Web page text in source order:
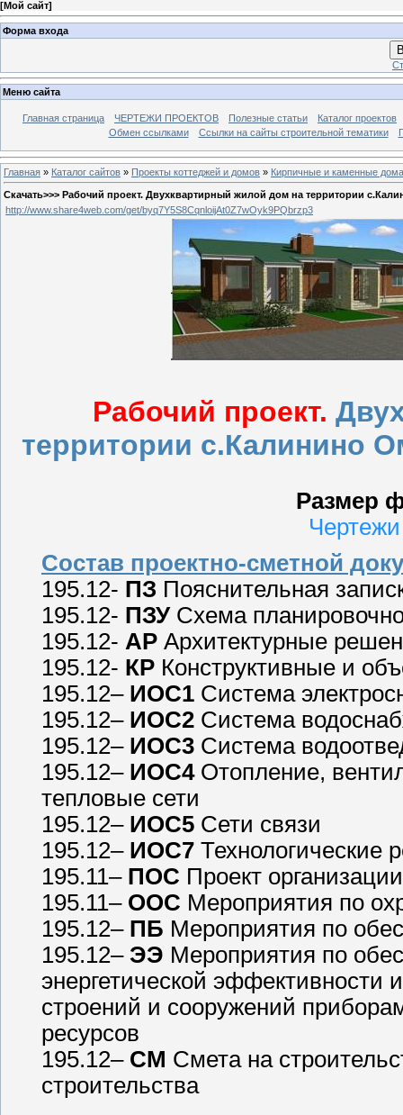
[Мой сайт]
Форма входа
Меню сайта
Главная страница ЧЕРТЕЖИ ПРОЕКТОВ Полезные статьи
Каталог проектов
Обмен ссылками
Ссылки на сайты строительной тематики
Главная » Каталог сайтов » Проекты коттеджей и домов » Кирпичные и каменные дома
Скачать>>> Рабочий проект. Двухквартирный жилой дом на территории
http://www.share4web.com/get/byq7Y5S8CqnloijAt0Z7wOyk9PQbrzp3
Рабочий проект.
территории с.Калинино
Размер
Состав проектно-сметной
195.12- ПЗ Пояснительная
195.12- ПЗУСхема
195.12- АР Архитектурные
195.12- КР Конструктивные и
195.12– ИОС1 Система
195.12– ИОС2 Система
195.12– ИОС3 Система
195.12– ИОС4Отопление,
тепловые сети
195.12– ИОС5 Сети связи
195.12– ИОС7 Технологические
195.11– ПОС Проект
195.11– ООС Мероприятия по
195.12– ПБ Мероприятия по
195.12– ЭЭ Мероприятия по
энергетической эффективности
строений и сооружений
ресурсов
195.12– СМ Смета на
строительства